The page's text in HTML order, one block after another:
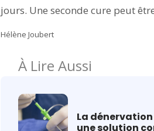
jours. Une seconde cure peut
Hélène Joubert
À Lire Aussi
La
une solution